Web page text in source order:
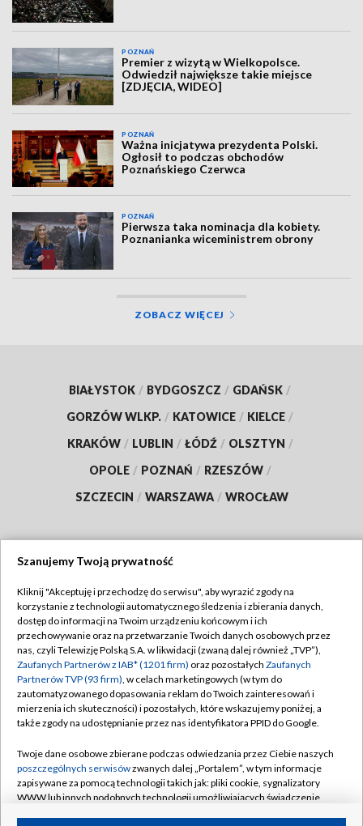
POZNAŃ
Premier z wizytą w Wielkopolsce.
Odwiedził największe takie miejsce
[ZDJĘCIA, WIDEO]
POZNAŃ
Ważna inicjatywa prezydenta Polski.
Ogłosił to podczas obchodów
Poznańskiego Czerwca
POZNAŃ
Pierwsza taka nominacja dla kobiety.
Poznanianka wiceministrem obrony
ZOBACZ WIĘCEJ
BIAŁYSTOK / BYDGOSZCZ / GDAŃSK /
GORZÓW WLKP. / KATOWICE / KIELCE /
KRAKÓW / LUBLIN / ŁÓDŹ / OLSZTYN /
OPOLE / POZNAŃ / RZESZÓW /
SZCZECIN / WARSZAWA / WROCŁAW
TVP
Abonament TVP
Emisja w TVP
Centrum informacji TVP
Naziemna Telewizja Cyfrowa
Rada Programowa
System NOS
Informacje o nadawcy
Regulamin TVP
Polityka prywatności
Moje zgody
Pomoc
Kontakt
Kanały
Szanujemy Twoją prywatność
Kliknij "Akceptuję i przechodzę do serwisu", aby wyrazić zgody na
korzystanie z technologii automatycznego śledzenia i zbierania danych,
dostęp do informacji na Twoim urządzeniu końcowym i ich
przechowywanie oraz na przetwarzanie Twoich danych osobowych przez
nas, czyli Telewizję Polską S.A. w likwidacji (zwaną dalej również „TVP”),
Zaufanych Partnerów z IAB* (1201 firm) oraz pozostałych Zaufanych
Partnerów TVP (93 firm), w celach marketingowych (w tym do
zautomatyzowanego dopasowania reklam do Twoich zainteresowań i
mierzenia ich skuteczności) i pozostałych, które wskazujemy poniżej, a
także zgody na udostępnianie przez nas identyfikatora PPID do Google.
Twoje dane osobowe zbierane podczas odwiedzania przez Ciebie naszych
poszczególnych serwisówzwanych dalej „Portalem”, w tym informacje
zapisywane za pomocą technologii takich jak: pliki cookie, sygnalizatory
WWW lub innych podobnych technologii umożliwiających świadczenie